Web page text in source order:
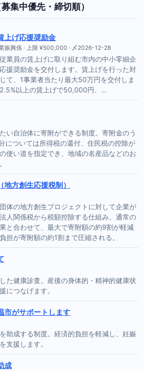
集中優先・締切順）
上げ応援奨励金
振興係 · 上限 ¥500,000 · 〆2026-12-28
業員の賃上げに取り組む市内の中小零細企
援奨励金を交付します。賃上げを行った対
て、1事業者当たり最大50万円を交付しま
以上の賃上げで50,000円、…
い自治体に寄附ができる制度。寄附金のう
については所得税の還付、住民税の控除が
使い道を指定でき、地域の名産品などのお
方創生応援税制）
体の地方創生プロジェクトに対して企業が
人関係税から税額控除する仕組み。通常の
と合わせて、最大で寄附額の約9割が軽減
担が寄附額の約1割まで圧縮される。
た健康診査。産後の身体的・精神的健康状
につなげます。
市がサポートします
助成する制度。経済的負担を軽減し、妊娠
支援します。
成